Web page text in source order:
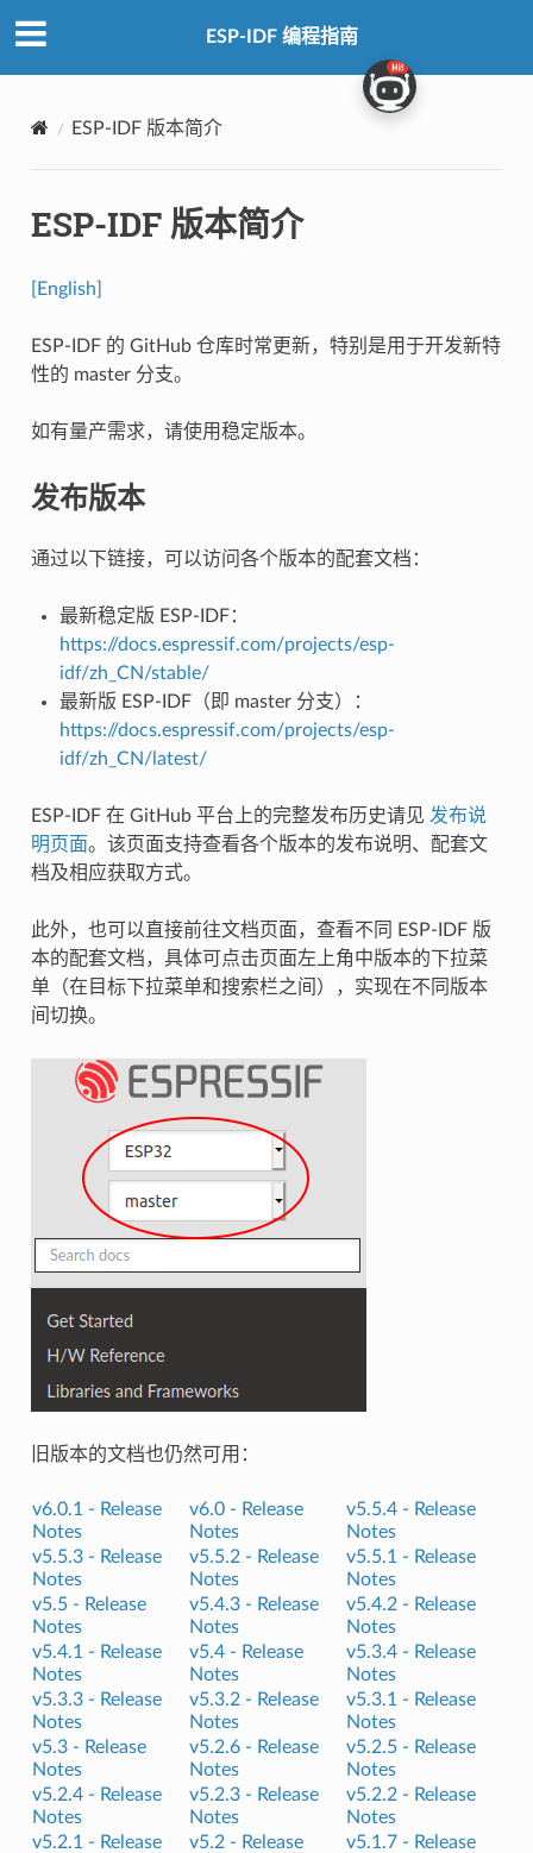
ESP-IDF 编程指南
ESP-IDF 版本简介
ESP-IDF 版本简介
[English]
ESP-IDF 的 GitHub 仓库时常更新，特别是用于开发新特
性的 master 分支。
如有量产需求，请使用稳定版本。
发布版本
通过以下链接，可以访问各个版本的配套文档：
最新稳定版 ESP-IDF：
https://docs.espressif.com/projects/esp-
idf/zh_CN/stable/
最新版 ESP-IDF（即 master 分支）：
https://docs.espressif.com/projects/esp-
idf/zh_CN/latest/
ESP-IDF 在 GitHub 平台上的完整发布历史请见 发布说
明页面。该页面支持查看各个版本的发布说明、配套文
档及相应获取方式。
此外，也可以直接前往文档页面，查看不同 ESP-IDF 版
本的配套文档，具体可点击页面左上角中版本的下拉菜
单（在目标下拉菜单和搜索栏之间），实现在不同版本
间切换。
旧版本的文档也仍然可用：
v6.0.1 - Release
Notes
v6.0 - Release
Notes
v5.5.4 - Release
Notes
v5.5.3 - Release
Notes
v5.5.2 - Release
Notes
v5.5.1 - Release
Notes
v5.5 - Release
Notes
v5.4.3 - Release
Notes
v5.4.2 - Release
Notes
v5.4.1 - Release
Notes
v5.4 - Release
Notes
v5.3.4 - Release
Notes
v5.3.3 - Release
Notes
v5.3.2 - Release
Notes
v5.3.1 - Release
Notes
v5.3 - Release
Notes
v5.2.6 - Release
Notes
v5.2.5 - Release
Notes
v5.2.4 - Release
Notes
v5.2.3 - Release
Notes
v5.2.2 - Release
Notes
v5.2.1 - Release
v5.2 - Release
v5.1.7 - Release